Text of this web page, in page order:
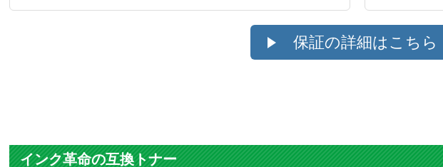
保証の詳細はこちら
インク革命の互換トナー